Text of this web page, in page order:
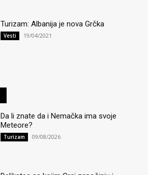
Turizam: Albanija je nova Grčka
Vesti 19/04/2021
Da li znate da i Nemačka ima svoje
Meteore?
Turizam 09/08/2026